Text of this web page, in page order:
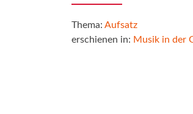
Thema: Aufsatz
erschienen in: Musik in der